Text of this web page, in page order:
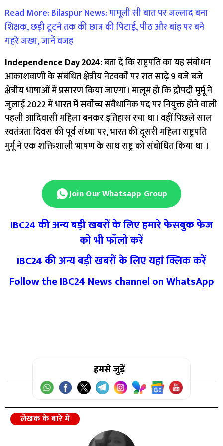
Read More: Bilaspur News: मामूली सी बात पर जल्लाद बना
शिक्षक, छड़ी टूटने तक की छात्र की पिटाई, पीठ और बांह पर बने
गहरे जख्म, जानें वजह
Independence Day 2024:बता दें कि राष्ट्रपति का यह संबोधन
आकाशवाणी के संबंधित क्षेत्रीय नेटवर्कों पर रात साढ़े 9 बजे बजे
क्षेत्रीय भाषाओं में प्रसारण किया जाएगा। मालूम हो कि द्रौपदी मुर्मू ने
जुलाई 2022 में भारत में सर्वोच्च संवैधानिक पद पर नियुक्त होने वाली
पहली आदिवासी महिला बनकर इतिहास रचा था। वहीं पिछले साल
स्वतंत्रता दिवस की पूर्व संध्या पर, भारत की दूसरी महिला राष्ट्रपति
मुर्मू ने एक शक्तिशाली भाषण के साथ राष्ट्र को संबोधित किया था ।
Join Our Whatsapp Group
IBC24 की अन्य बड़ी खबरों के लिए हमारे फेसबुक फेज
को भी फॉलो करें
IBC24 की अन्य बड़ी खबरों के लिए यहां क्लिक करें
Follow the IBC24 News channel on WhatsApp
हमसे जुड़ें
लेखक के बारे में